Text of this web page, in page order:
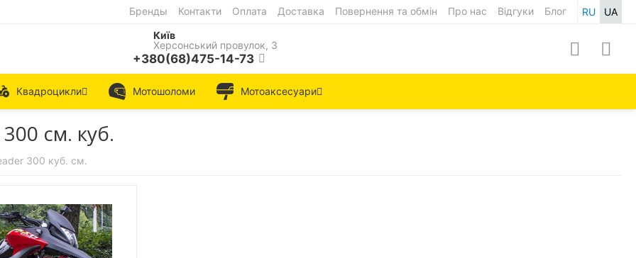
RU UA
Бренды Контакти Оплата Доставка Повернення та обмін Про нас Відгуки
Блог
Київ
Херсонський провулок, 3
+380(68)475-14-73
Квадроцикли Мотошоломи Мотоаксесуари
см. куб.
300 куб. см.